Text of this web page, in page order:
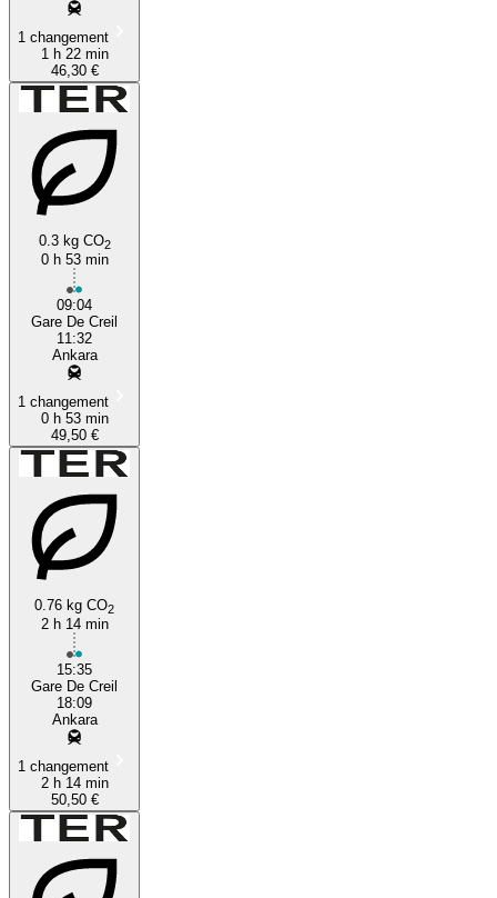
1 changement
1 h 22 min
46,30 €
0.3 kg CO2
0 h 53 min
09:04
Gare De Creil
11:32
Ankara
1 changement
0 h 53 min
49,50 €
0.76 kg CO2
2 h 14 min
15:35
Gare De Creil
18:09
Ankara
1 changement
2 h 14 min
50,50 €